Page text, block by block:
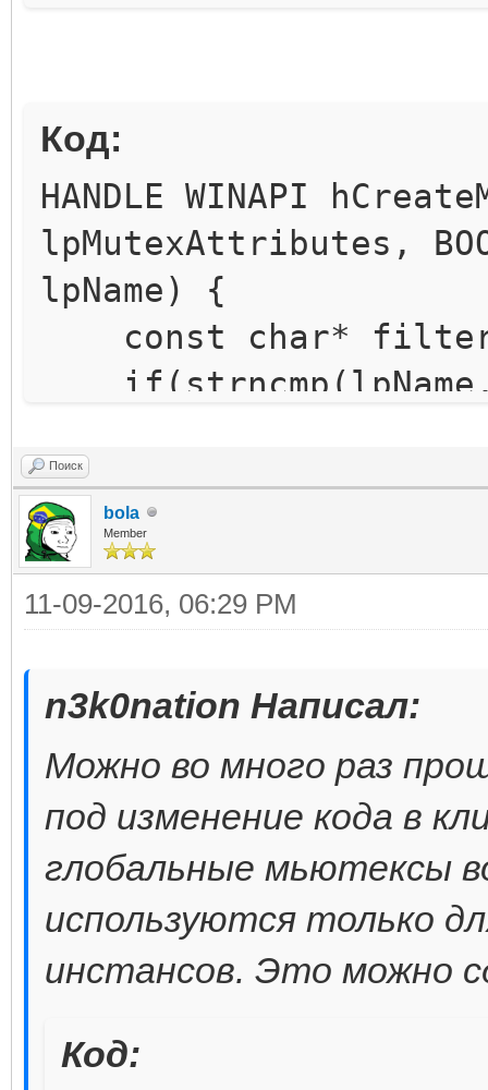
pHookCreateMutex
pHookCreateMutex-
adrCreateMutex =
(pHookCreateMutex-
return 0;
}
Код:
HANDLE WINAPI
lpMutexAttributes,
lpName) {
const char* filter
//try call
virtual dll stub
typedef HANDLE
api-ms-win-core-
"CreateMutexA");
return
return nullptr;
Поиск
bola
Member
11-09-2016, 06:29 PM
n3k0nation Написал:
Можно во много раз
под изменение кода в
глобальные мьютексы
используются только
инстансов. Это можно
Код: